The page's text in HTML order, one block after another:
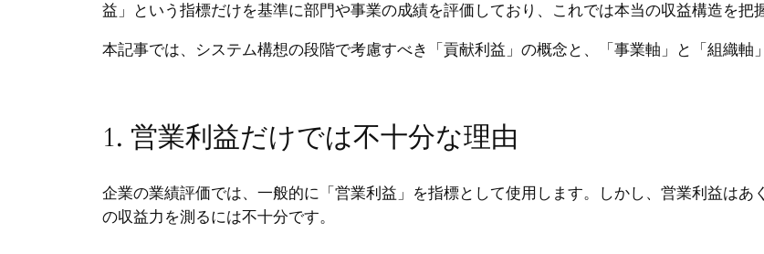
益」という指標だけを基準に部門や事業の成績を評価しており、これでは本当の収益構造を把
本記事では、システム構想の段階で考慮すべき「貢献利益」の概念と、「事業軸」と「組織軸
1. 営業利益だけでは不十分な理由
企業の業績評価では、一般的に「営業利益」を指標として使用します。しかし、営業利益は
の収益力を測るには不十分です。